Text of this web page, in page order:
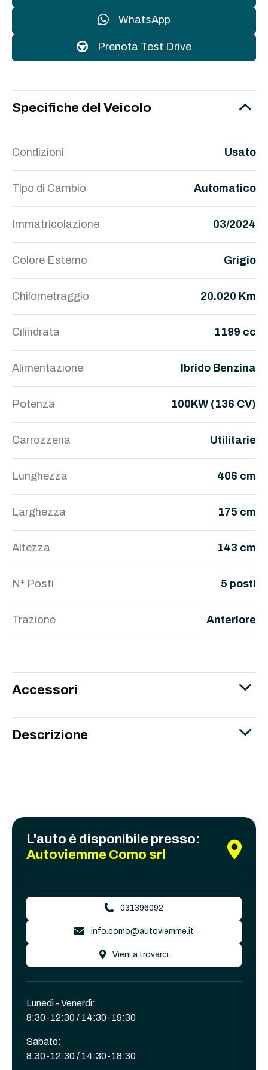
WhatsApp
Prenota Test Drive
Specifiche del Veicolo
Condizioni Usato
Tipo di Cambio Automatico
Immatricolazione 03/2024
Colore Esterno Grigio
Chilometraggio 20.020 Km
Cilindrata 1199 cc
Alimentazione Ibrido Benzina
Potenza 100KW (136 CV)
Carrozzeria Utilitarie
Lunghezza 406 cm
Larghezza 175 cm
Altezza 143 cm
N* Posti 5 posti
Trazione Anteriore
Accessori
Descrizione
L'auto è disponibile presso:
Autoviemme Como srl
031396092
info.como@autoviemme.it
Vieni a trovarci
Lunedì - Venerdì:
8:30-12:30 / 14:30-19:30
Sabato:
8:30-12:30 / 14:30-18:30